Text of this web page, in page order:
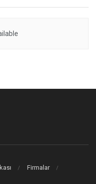
Firmalar